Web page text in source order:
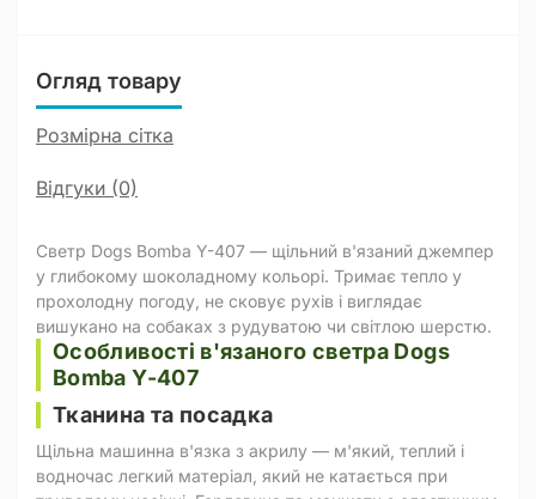
Огляд товару
Розмірна сітка
Відгуки (0)
Светр Dogs Bomba Y-407 — щільний в'язаний джемпер
у глибокому шоколадному кольорі. Тримає тепло у
прохолодну погоду, не сковує рухів і виглядає
вишукано на собаках з рудуватою чи світлою шерстю.
Особливості в'язаного светра Dogs
Bomba Y-407
Тканина та посадка
Щільна машинна в'язка з акрилу — м'який, теплий і
водночас легкий матеріал, який не катається при